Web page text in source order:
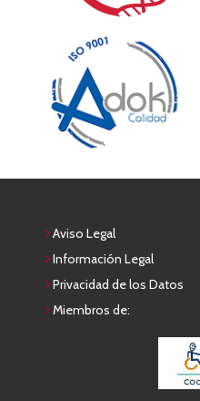
Aviso Legal
Información Legal
Privacidad de los Datos
Miembros de: